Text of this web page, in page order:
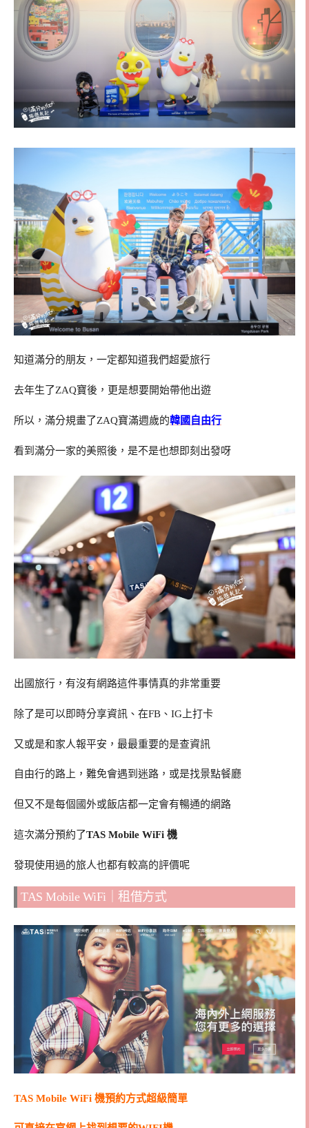
知道滿分的朋友，一定都知道我們超愛旅行
去年生了ZAQ寶後，更是想要開始帶他出遊
所以，滿分規畫了ZAQ寶滿週歲的韓國自由行
看到滿分一家的美照後，是不是也想即刻出發呀
出國旅行，有沒有網路這件事情真的非常重要
除了是可以即時分享資訊、在FB、IG上打卡
又或是和家人報平安，最最重要的是查資訊
自由行的路上，難免會遇到迷路，或是找景點餐廳
但又不是每個國外或飯店都一定會有暢通的網路
這次滿分預約了TAS Mobile WiFi 機
發現使用過的旅人也都有較高的評價呢
TAS Mobile WiFi｜租借方式
TAS Mobile WiFi 機預約方式超級簡單